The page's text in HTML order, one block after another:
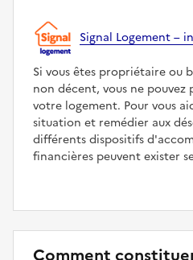
Signal Logement –
Si vous êtes propriétaire ou
non décent, vous ne
votre logement. Pour vous
situation et remédier aux
différents dispositifs
financières peuvent exister
Comment